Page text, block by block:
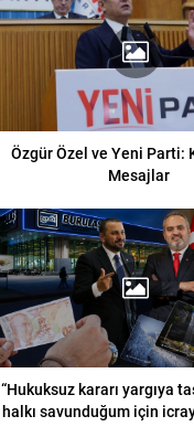
Özgür Özel ve Yeni Parti:
Mesajlar
“Hukuksuz kararı yargıya
halkı savunduğum için